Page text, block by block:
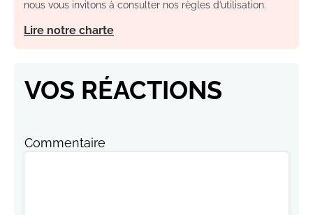
nous vous invitons à consulter nos règles d’utilisation.
Lire notre charte
VOS RÉACTIONS
Commentaire